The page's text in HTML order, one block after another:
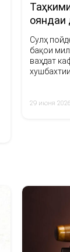
ояндаи
Сулҳ
бақои
ваҳдат
29 июня 2026